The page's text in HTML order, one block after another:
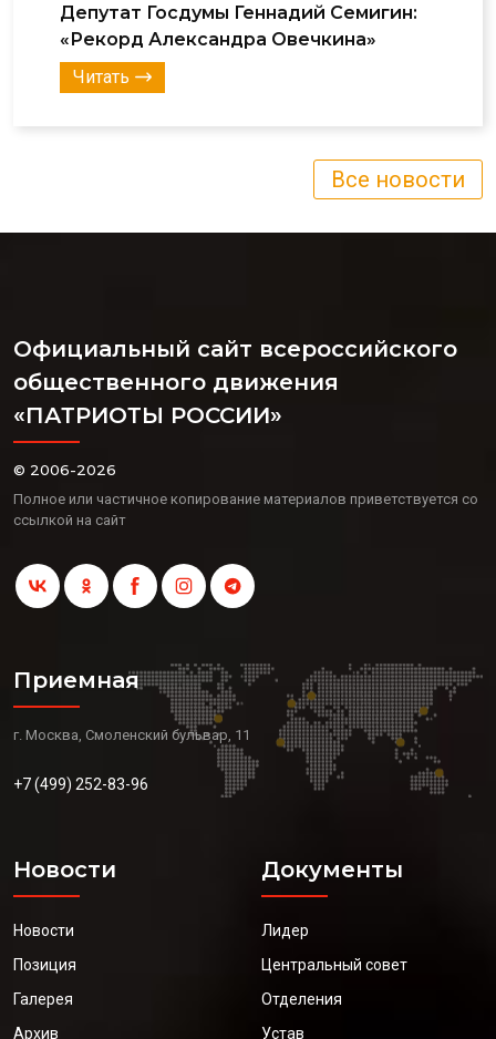
Депутат Госдумы Геннадий Семигин:
«Рекорд Александра Овечкина»
Читать
Все новости
Официальный сайт всероссийского
общественного движения
«ПАТРИОТЫ РОССИИ»
© 2006-2026
Полное или частичное копирование материалов приветствуется со
ссылкой на сайт
Приемная
г. Москва, Смоленский бульвар, 11
+7 (499) 252-83-96
Новости
Новости
Позиция
Галерея
Архив
Документы
Лидер
Центральный совет
Отделения
Устав